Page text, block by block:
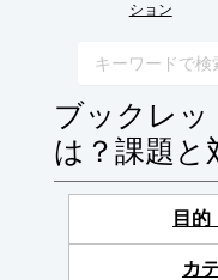
ション
ブックレッ
は？課題と
目
カ